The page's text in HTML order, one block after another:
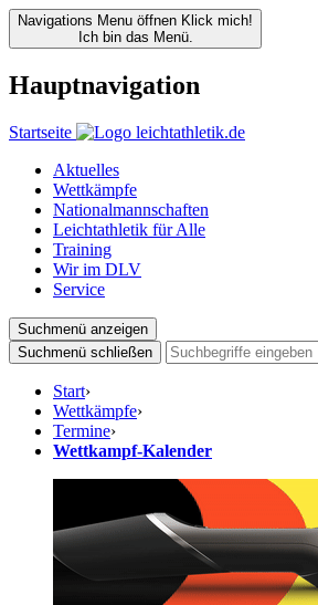
Navigations Menu öffnen Klick mich!
Ich bin das Menü.
Hauptnavigation
Startseite
Aktuelles
Wettkämpfe
Nationalmannschaften
Leichtathletik für Alle
Training
Wir im DLV
Service
Suchmenü anzeigen
Suchmenü schließen
Start›
Wettkämpfe›
Termine›
Wettkampf-Kalender